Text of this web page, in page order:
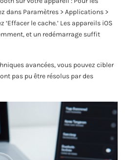
dans Paramètres > Applications >
le cache.’ Les appareils iOS
et un redémarrage suffit
avancées, vous pouvez cibler
pas pu être résolus par des